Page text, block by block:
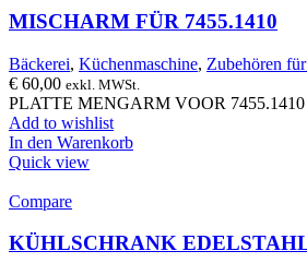
MISCHARM FÜR 7455.1410
Bäckerei, Küchenmaschine, Zubehören
€ 60,00 exkl. MWSt.
PLATTE MENGARM VOOR 7455.1410
Add to wishlist
In den Warenkorb
Quick view
Compare
KÜHLSCHRANK